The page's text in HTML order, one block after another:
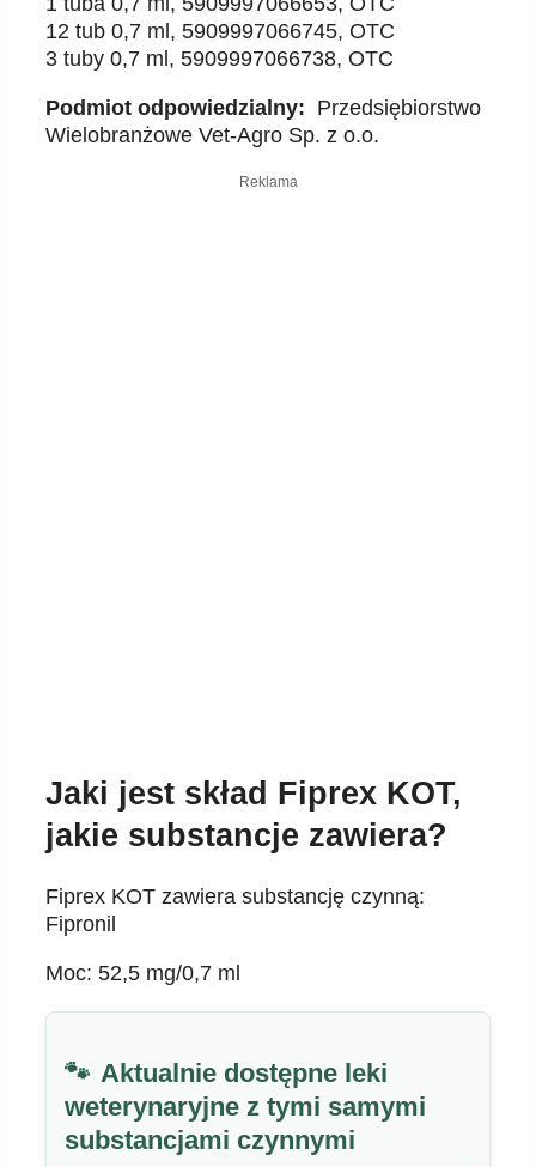
12 tub 0,7 ml, 5909997066745, OTC
3 tuby 0,7 ml, 5909997066738, OTC
Podmiot odpowiedzialny: Przedsiębiorstwo
Wielobranżowe Vet-Agro Sp. z o.o.
Reklama
Jaki jest skład Fiprex KOT,
jakie substancje zawiera?
Fiprex KOT zawiera substancję czynną:
Fipronil
Moc: 52,5 mg/0,7 ml
Aktualnie dostępne leki
weterynaryjne z tymi samymi
substancjami czynnymi